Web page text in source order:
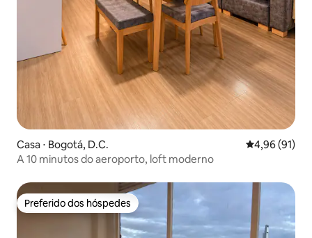
Casa ⋅ Bogotá, D.C. 4,96 de uma
4,96 (91)
A 10 minutos do aeroporto, loft moderno
Preferido dos hóspedes
Preferido dos hóspedes